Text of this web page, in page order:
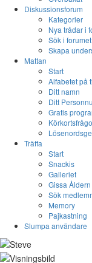
Diskussionsforum
Kategorier
Nya trådar i
Sök i forumet
Skapa
Mattan
Start
Alfabetet på
Ditt namn
Ditt
Gratis
Träffa
Start
Snackis
Galleriet
Gissa Åldern
Sök
Memory
Pajkastning
Slumpa användare